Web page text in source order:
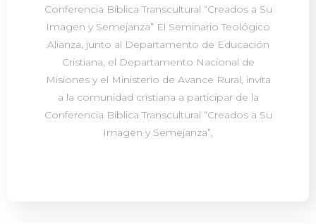
Conferencia Bíblica Transcultural “Creados a Su
Imagen y Semejanza” El Seminario Teológico
Alianza, junto al Departamento de Educación
Cristiana, el Departamento Nacional de
Misiones y el Ministerio de Avance Rural, invita
a la comunidad cristiana a participar de la
Conferencia Bíblica Transcultural “Creados a Su
Imagen y Semejanza”,